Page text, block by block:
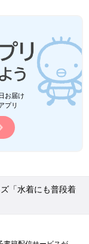
お届け
プリ
「水着にも普段着